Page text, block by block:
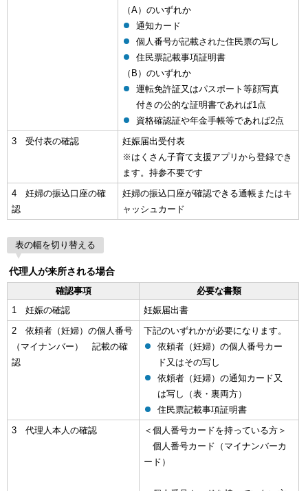
（A）のいずれか
通知カード
個人番号が記載された住民票の写し
住民票記載事項証明書
（B）のいずれか
運転免許証又はパスポート等顔写真
付きの公的な証明書であれば1点
資格確認証や年金手帳等であれば2点
3 受付表の確認
妊娠届出受付表
※はくさん子育て支援アプリから登録でき
ます。持参不要です
4 妊婦の振込口座の確
認
妊婦の振込口座が確認できる通帳またはキ
ャッシュカード
表の幅を切り替える
代理人が来所される場合
確認事項
必要な書類
1 妊娠の確認
妊娠届出書
2 依頼者（妊婦）の個人番号
（マイナンバー） 記載の確
認
下記のいずれかが必要になります。
依頼者（妊婦）の個人番号カー
ド又はその写し
依頼者（妊婦）の通知カード又
は写し（表・裏両方）
住民票記載事項証明書
3 代理人本人の確認
＜個人番号カードを持っている方＞
個人番号カード（マイナンバーカ
ード）